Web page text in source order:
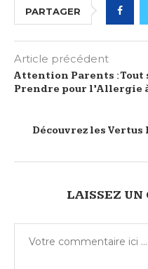
PARTAGER
Article précédent
Attention Parents : Tout
Prendre pour l’Allergie
Découvrez les Vertus
LAISSEZ